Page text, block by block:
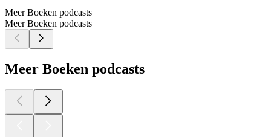
Meer Boeken podcasts
Meer Boeken podcasts
Meer Boeken podcasts